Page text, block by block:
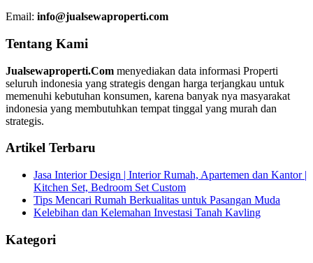
Email: info@jualsewaproperti.com
Tentang Kami
Jualsewaproperti.Com menyediakan data informasi Properti
seluruh indonesia yang strategis dengan harga terjangkau untuk
memenuhi kebutuhan konsumen, karena banyak nya masyarakat
indonesia yang membutuhkan tempat tinggal yang murah dan
strategis.
Artikel Terbaru
Jasa Interior Design | Interior Rumah, Apartemen dan Kantor |
Kitchen Set, Bedroom Set Custom
Tips Mencari Rumah Berkualitas untuk Pasangan Muda
Kelebihan dan Kelemahan Investasi Tanah Kavling
Kategori